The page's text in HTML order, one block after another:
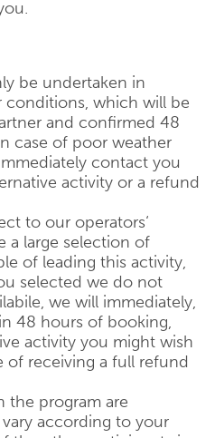
be undertaken in
conditions, which will be
and confirmed 48
case of poor weather
contact you
activity or a refund
to our operators‘
a large selection of
of leading this activity,
selected we do not
we will immediately,
48 hours of booking,
activity you might wish
receiving a full refund
the program are
according to your